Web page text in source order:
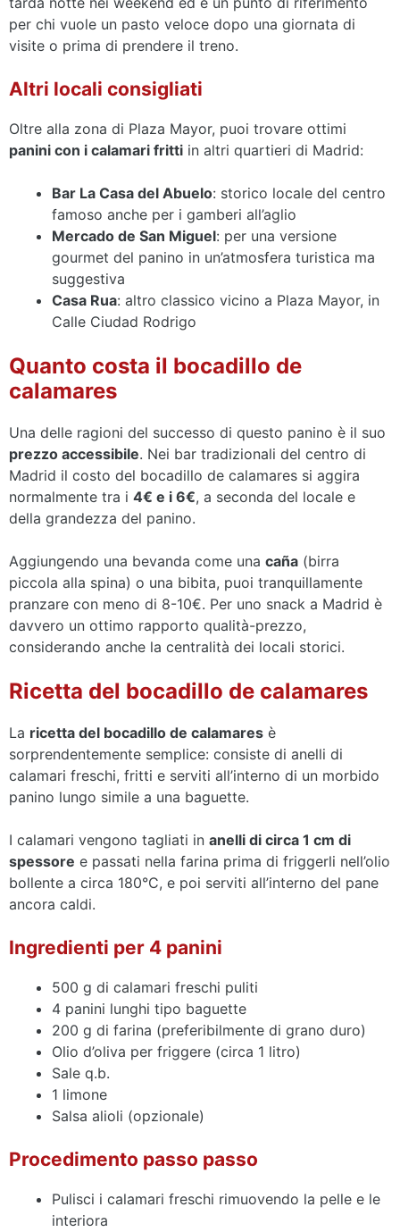
per chi vuole un pasto veloce dopo una giornata di
visite o prima di prendere il treno.
Altri locali consigliati
Oltre alla zona di Plaza Mayor, puoi trovare ottimi
panini con i calamari fritti in altri quartieri di Madrid:
Bar La Casa del Abuelo: storico locale del centro
famoso anche per i gamberi all’aglio
Mercado de San Miguel: per una versione
gourmet del panino in un’atmosfera turistica ma
suggestiva
Casa Rua: altro classico vicino a Plaza Mayor, in
Calle Ciudad Rodrigo
Quanto costa il bocadillo de
calamares
Una delle ragioni del successo di questo panino è il suo
prezzo accessibile. Nei bar tradizionali del centro di
Madrid il costo del bocadillo de calamares si aggira
normalmente tra i 4€ e i 6€, a seconda del locale e
della grandezza del panino.
Aggiungendo una bevanda come una caña (birra
piccola alla spina) o una bibita, puoi tranquillamente
pranzare con meno di 8-10€. Per uno snack a Madrid è
davvero un ottimo rapporto qualità-prezzo,
considerando anche la centralità dei locali storici.
Ricetta del bocadillo de calamares
La ricetta del bocadillo de calamares è
sorprendentemente semplice: consiste di anelli di
calamari freschi, fritti e serviti all’interno di un morbido
panino lungo simile a una baguette.
I calamari vengono tagliati in anelli di circa 1 cm di
spessore e passati nella farina prima di friggerli nell’olio
bollente a circa 180°C, e poi serviti all’interno del pane
ancora caldi.
Ingredienti per 4 panini
500 g di calamari freschi puliti
4 panini lunghi tipo baguette
200 g di farina (preferibilmente di grano duro)
Olio d’oliva per friggere (circa 1 litro)
Sale q.b.
1 limone
Salsa alioli (opzionale)
Procedimento passo passo
Pulisci i calamari freschi rimuovendo la pelle e le
interiora